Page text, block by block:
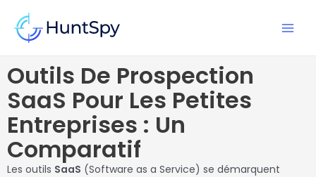
contenu
Outils De Prospection
SaaS Pour Les Petites
Entreprises : Un
Comparatif
Les outils SaaS (Software as a Service) se démarquent